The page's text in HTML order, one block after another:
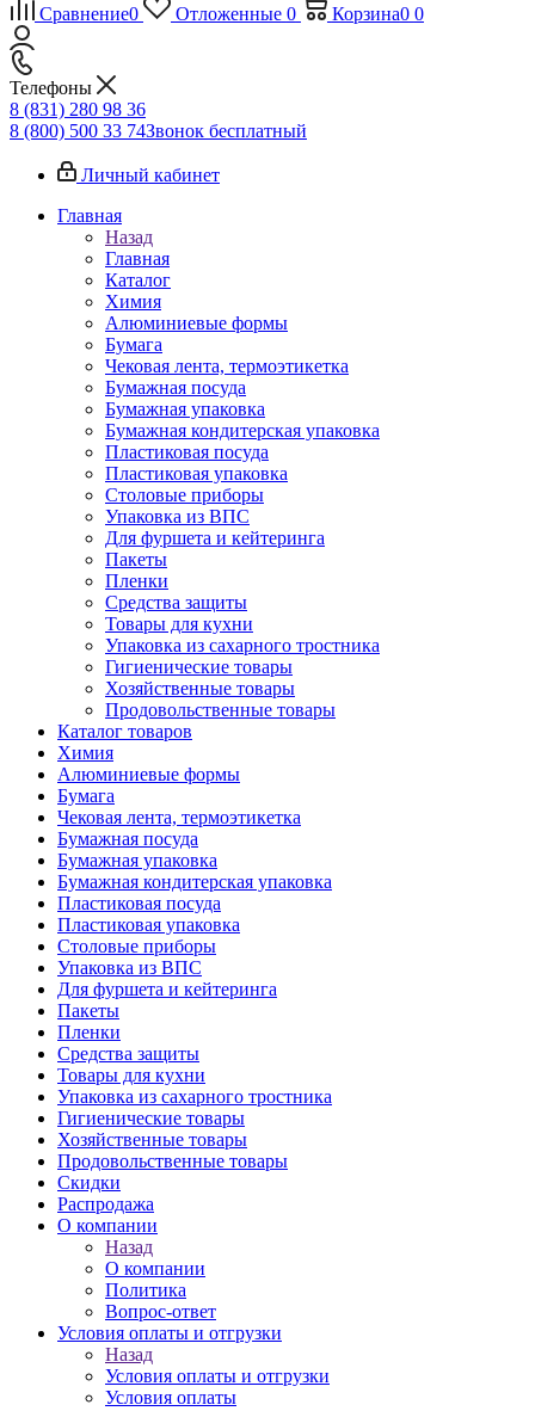
Сравнение0 Отложенные 0 Корзина0 0
Телефоны
8 (831) 280 98 36
8 (800) 500 33 74Звонок бесплатный
Личный кабинет
Главная
Назад
Главная
Каталог
Химия
Алюминиевые формы
Бумага
Чековая лента, термоэтикетка
Бумажная посуда
Бумажная упаковка
Бумажная кондитерская упаковка
Пластиковая посуда
Пластиковая упаковка
Столовые приборы
Упаковка из ВПС
Для фуршета и кейтеринга
Пакеты
Пленки
Средства защиты
Товары для кухни
Упаковка из сахарного тростника
Гигиенические товары
Хозяйственные товары
Продовольственные товары
Каталог товаров
Химия
Алюминиевые формы
Бумага
Чековая лента, термоэтикетка
Бумажная посуда
Бумажная упаковка
Бумажная кондитерская упаковка
Пластиковая посуда
Пластиковая упаковка
Столовые приборы
Упаковка из ВПС
Для фуршета и кейтеринга
Пакеты
Пленки
Средства защиты
Товары для кухни
Упаковка из сахарного тростника
Гигиенические товары
Хозяйственные товары
Продовольственные товары
Скидки
Распродажа
О компании
Назад
О компании
Политика
Вопрос-ответ
Условия оплаты и отгрузки
Назад
Условия оплаты и отгрузки
Условия оплаты